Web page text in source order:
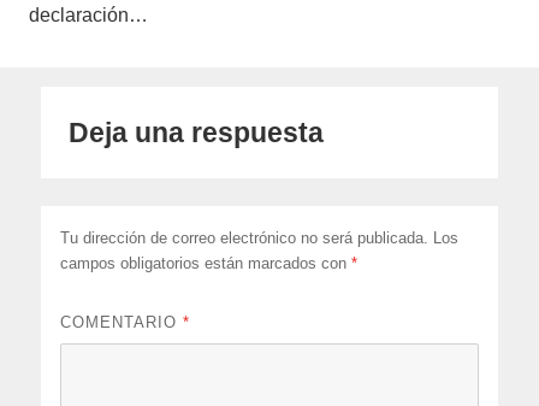
declaración…
Deja una respuesta
Tu dirección de correo electrónico no será publicada.
Los
campos obligatorios están marcados con*
COMENTARIO*